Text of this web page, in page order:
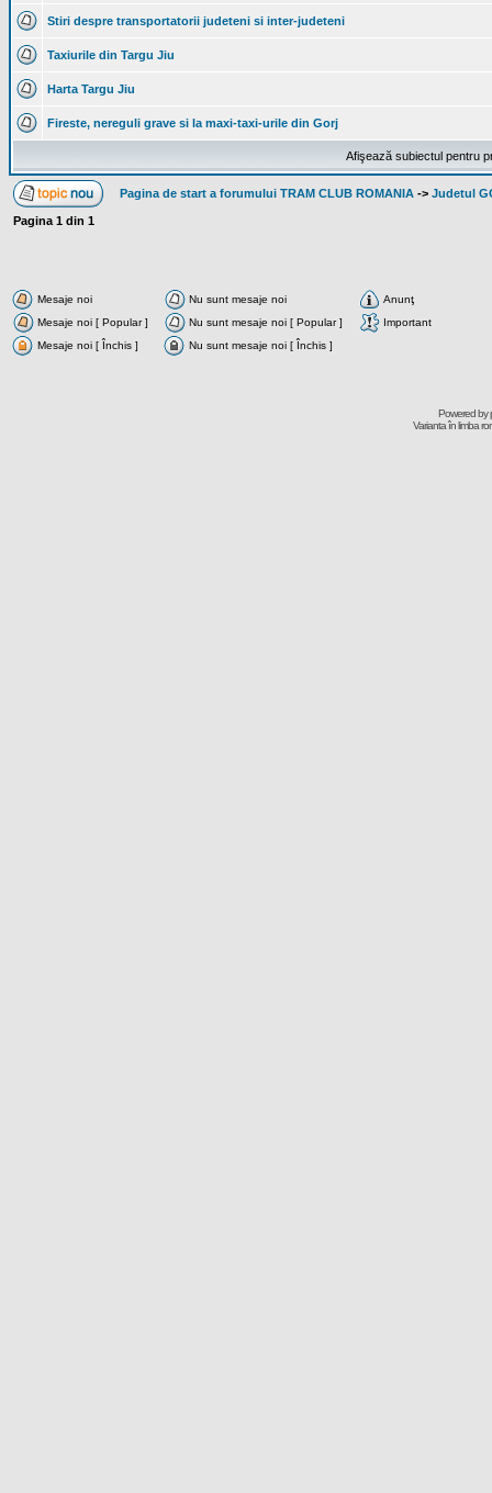
Stiri despre transportatorii judeteni si inter-judeteni
Taxiurile din Targu Jiu
Harta Targu Jiu
Fireste, nereguli grave si la maxi-taxi-urile din Gorj
Afişează subiectul pentru
Pagina de start a forumului TRAM CLUB ROMANIA -> Judetul
Pagina 1 din 1
Mesaje noi Nu sunt mesaje noi
Anunţ
Mesaje noi [ Popular ]
Nu sunt mesaje noi [ Popular ]
Important
Mesaje noi [ Închis ]
Nu sunt mesaje noi [ Închis ]
Powered by
Varianta în limba